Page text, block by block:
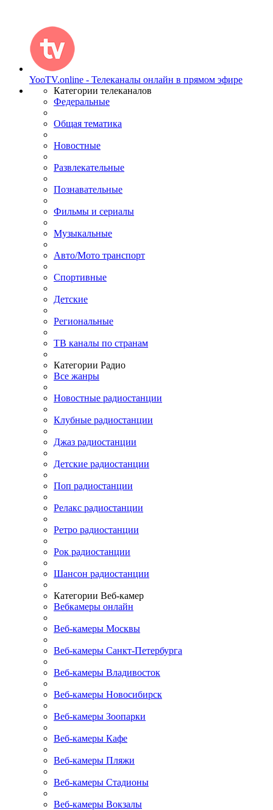
YooTV.online - Телеканалы онлайн в прямом эфире
Категории телеканалов
Федеральные
Общая тематика
Новостные
Развлекательные
Познавательные
Фильмы и сериалы
Музыкальные
Авто/Мото транспорт
Спортивные
Детские
Региональные
ТВ каналы по странам
Категории Радио
Все жанры
Новостные радиостанции
Клубные радиостанции
Джаз радиостанции
Детские радиостанции
Поп радиостанции
Релакс радиостанции
Ретро радиостанции
Рок радиостанции
Шансон радиостанции
Категории Веб-камер
Вебкамеры онлайн
Веб-камеры Москвы
Веб-камеры Санкт-Петербурга
Веб-камеры Владивосток
Веб-камеры Новосибирск
Веб-камеры Зоопарки
Веб-камеры Кафе
Веб-камеры Пляжи
Веб-камеры Стадионы
Веб-камеры Вокзалы